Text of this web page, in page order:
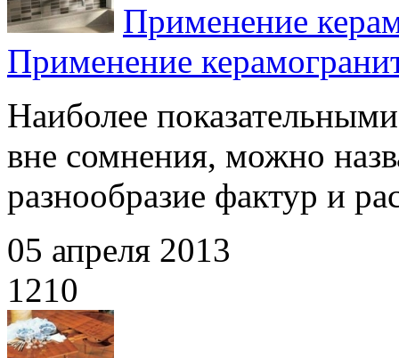
Применение
Применение
Наиболее
вне сомнения, можно
разнообразие фактур и
05 апреля 2013
1210